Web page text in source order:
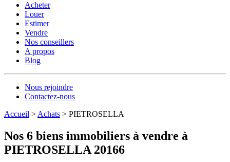
Acheter
Louer
Estimer
Vendre
Nos conseillers
A propos
Blog
Nous rejoindre
Contactez-nous
Accueil > Achats > PIETROSELLA
Nos 6 biens immobiliers à vendre à
PIETROSELLA 20166